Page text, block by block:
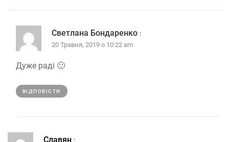
Светлана Бондаренко :
20 Травня, 2019 о 10:22 am
Дуже раді 🙂
ВІДПОВІCТИ
Славян :